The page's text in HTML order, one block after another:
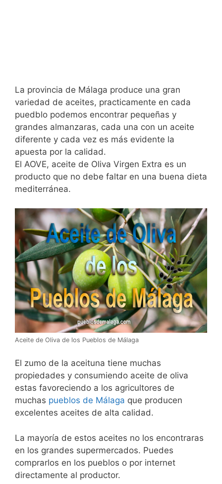
La provincia de Málaga produce una gran
variedad de aceites, practicamente en cada
puedblo podemos encontrar pequeñas y
grandes almanzaras, cada una con un aceite
diferente y cada vez es más evidente la
apuesta por la calidad.
El AOVE, aceite de Oliva Virgen Extra es un
producto que no debe faltar en una buena dieta
mediterránea.
Aceite de Oliva de los Pueblos de Málaga
El zumo de la aceituna tiene muchas
propiedades y consumiendo aceite de oliva
estas favoreciendo a los agricultores de
muchas pueblos de Málaga que producen
excelentes aceites de alta calidad.
La mayoría de estos aceites no los encontraras
en los grandes supermercados. Puedes
comprarlos en los pueblos o por internet
directamente al productor.